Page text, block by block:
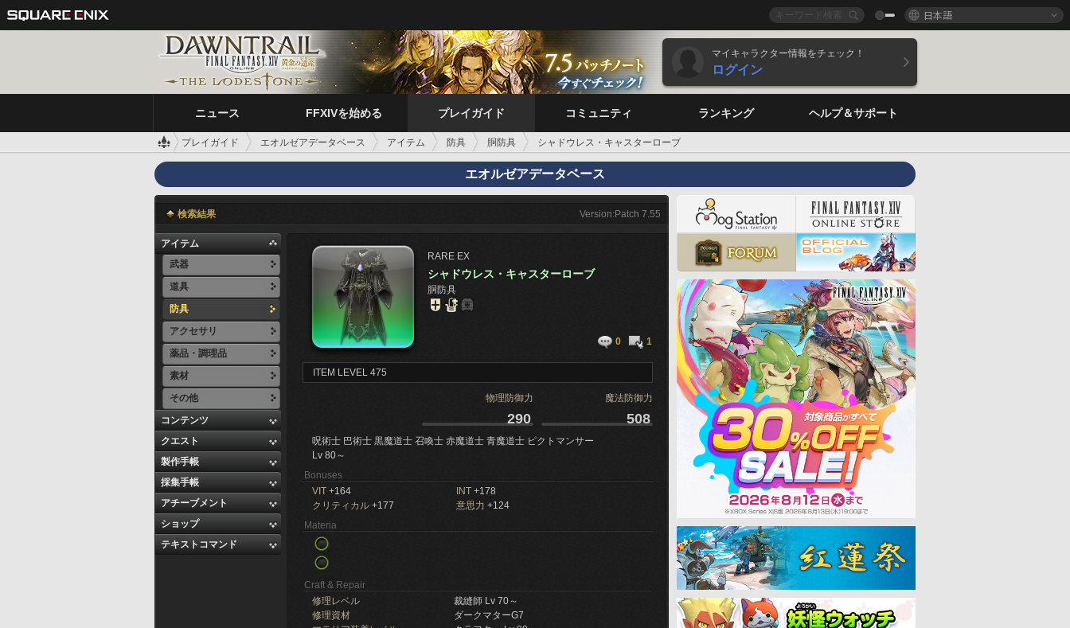
日本語
マイキャラクター情報をチェック！
ログイン
ニュース FFXIVを始める プレイガイド コミュニティ ランキング ヘルプ＆サポート
プレイガイド エオルゼアデータベース アイテム 防具 胴防具 シャドウレス・キャスターローブ
エオルゼアデータベース
検索結果 Version:Patch 7.55
アイテム
武器
道具
防具
アクセサリ
薬品・調理品
素材
その他
コンテンツ
クエスト
製作手帳
採集手帳
アチーブメント
ショップ
テキストコマンド
RARE EX
シャドウレス・キャスターローブ
胴防具
0 1
ITEM LEVEL 475
物理防御力 魔法防御力
290 508
呪術士 巴術士 黒魔道士 召喚士 赤魔道士 青魔道士 ピクトマンサー
Lv 80～
Bonuses
VIT +164 INT +178
クリティカル +177 意思力 +124
Materia
Craft & Repair
修理レベル
裁縫師 Lv 70～
修理資材
ダークマターG7